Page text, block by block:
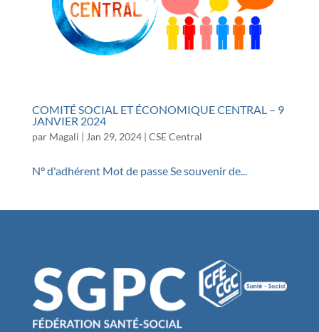
COMITÉ SOCIAL ET ÉCONOMIQUE CENTRAL – 9
JANVIER 2024
par Magali | Jan 29, 2024| CSE Central
N° d'adhérent Mot de passe Se souvenir de...